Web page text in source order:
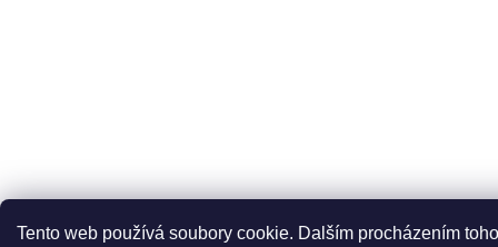
Tento web používá soubory cookie. Dalším procházením